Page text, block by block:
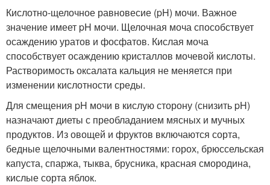
Кислотно-щелочное равновесие (pH) мочи. Важное
значение имеет pH мочи. Щелочная моча способствует
осаждению уратов и фосфатов. Кислая моча
способствует осаждению кристаллов мочевой кислоты.
Растворимость оксалата кальция не меняется при
изменении кислотности среды.
Для смещения pH мочи в кислую сторону (снизить pH)
назначают диеты с преобладанием мясных и мучных
продуктов. Из овощей и фруктов включаются сорта,
бедные щелочными валентностями: горох, брюссельская
капуста, спаржа, тыква, брусника, красная смородина,
кислые сорта яблок.